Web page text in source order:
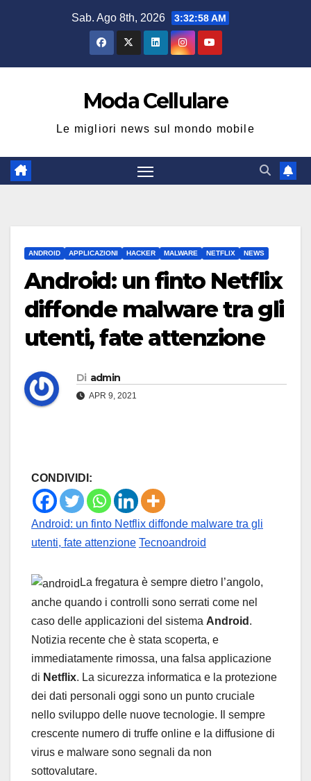
Sab. Ago 8th, 2026 3:32:59 AM
Moda Cellulare
Le migliori news sul mondo mobile
ANDROID APPLICAZIONI HACKER MALWARE NETFLIX NEWS
Android: un finto Netflix
diffonde malware tra gli
utenti, fate attenzione
Di admin
APR 9, 2021
CONDIVIDI:
Android: un finto Netflix diffonde malware tra gli
utenti, fate attenzione Tecnoandroid
La fregatura è sempre dietro l’angolo,
anche quando i controlli sono serrati come nel
caso delle applicazioni del sistema Android .
Notizia recente che è stata scoperta, e
immediatamente rimossa, una falsa applicazione
di Netflix. La sicurezza informatica e la protezione
dei dati personali oggi sono un punto cruciale
nello sviluppo delle nuove tecnologie. Il sempre
crescente numero di truffe online e la diffusione di
virus e malware sono segnali da non
sottovalutare.